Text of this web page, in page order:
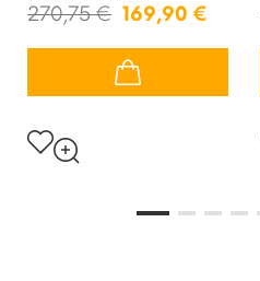
270,75 € 169,90 €